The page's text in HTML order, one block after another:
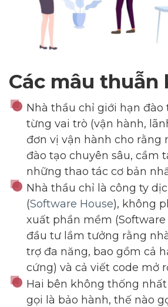
Các mâu thuẫn
Nhà thầu chỉ giới hạn đào
từng vai trò (vận hành,
đơn vị vận hành cho rằng
đào tạo chuyên sâu, cầm
những thao tác cơ bản
Nhà thầu chỉ là công ty
(Software House), không
xuất phần mềm (Software
đầu tư lầm tưởng rằng
trợ đa năng, bao gồm cả
cứng) và cả viết code mở
Hai bên không thống
gọi là bảo hành, thế nào